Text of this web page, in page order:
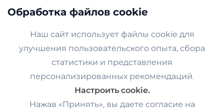
Главная / LED marker BMW / LED Marker BMW E90,E91 10W
Обработка файлов cookie
Наш сайт использует файлы cookie для
улучшения пользовательского опыта, сбора
статистики и представления
персонализированных рекомендаций.
Настроить cookie.
Нажав «Принять», вы даете согласие на